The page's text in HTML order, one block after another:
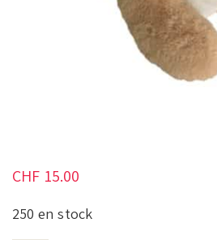
CHF 15.00
250 en stock